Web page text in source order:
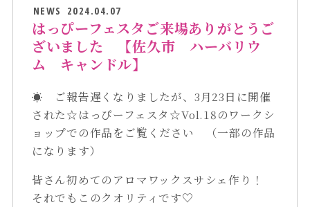
NEWS 2024.04.07
はっぴーフェスタご来場ありがとうご
ざいました 【佐久市 ハーバリウ
ム キャンドル】
☀ ご報告遅くなりましたが、3月23日に開催
された☆はっぴーフェスタ☆Vol.18のワークシ
ョップでの作品をご覧ください （一部の作品
になります）
皆さん初めてのアロマワックスサシェ作り！
それでもこのクオリティです♡